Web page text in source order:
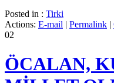
Posted in : Tirki
Actions: E-mail | Permalink |
02
ÖCALAN,